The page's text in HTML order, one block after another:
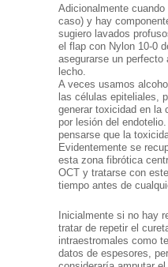
Adicionalmente
caso) y hay
sugiero lavados
el flap con Nylon 10-0
asegurarse un perfecto
lecho.
A veces usamos
las células epiteliales,
generar toxicidad en la
por lesión del
pensarse que la
Evidentemente se
esta zona fibrótica
OCT y tratarse con
tiempo antes de
Inicialmente si no hay
tratar de repetir el
intraestromales como
datos de espesores,